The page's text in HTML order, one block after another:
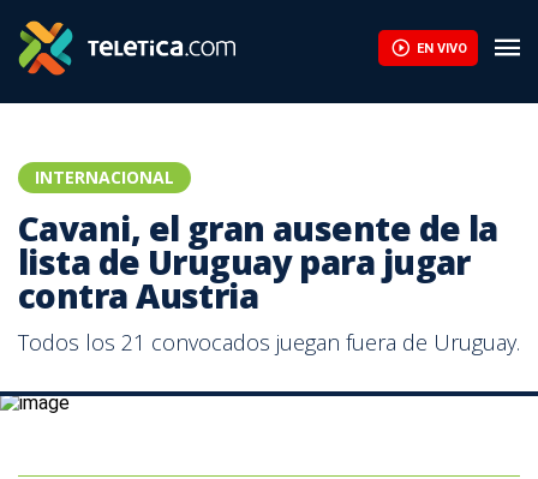
EN VIVO
INTERNACIONAL
Cavani, el gran ausente de la
lista de Uruguay para jugar
contra Austria
Todos los 21 convocados juegan fuera de Uruguay.
Cavani es autor de trece tantos en liga y cuatro en la fase previa